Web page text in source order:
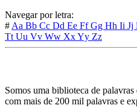
Navegar por letra:
# Aa Bb Cc Dd Ee FfGg Hh Ii Jj
Tt Uu Vv Ww XxYy Zz
Somos uma biblioteca de
com mais de 200 mil palavras e